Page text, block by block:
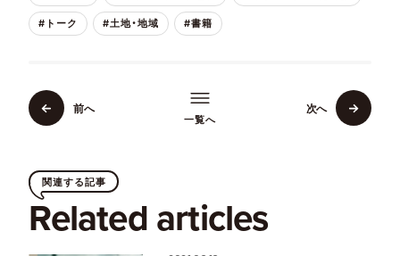
#トーク #土地・地域 #書籍
前へ
一覧へ
次へ
関連する記事
Related articles